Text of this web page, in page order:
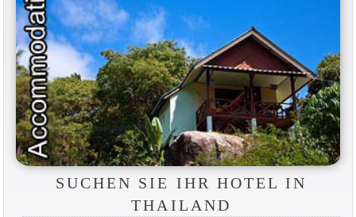
SUCHEN SIE IHR HOTEL IN
THAILAND